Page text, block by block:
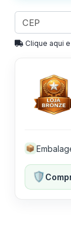
Clique aqui
📦
🛡️